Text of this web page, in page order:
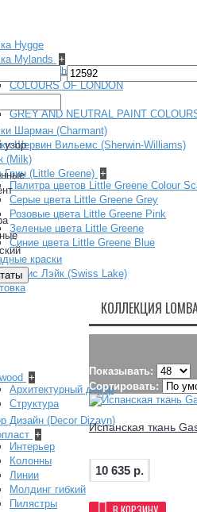
Hygge
Mylands +
Архив (Archive) collection
COLOURS OF LONDON
GREY AND NEUTRAL PAINT
Шарман (Charmant)
Шервин Вильемс (Sherwin-Williams)
(Milk)
Грин (Little Greene) +
Палитра цветов Little Greene Colour
Серые цвета Little Greene Grey
Розовые цвета Little Greene Pink
Зеленые цвета Little Greene
Синие цвета Little Greene Blue
краски
Свис Лэйк (Swiss Lake)
+
Архитектурный декор
Структура
Дизайн (Decor Dizayn)
+
Интерьер
Колонны
Линии
Молдинг гибкий
Пилястры
–
узор
КОЛЛЕКЦИЯ
Показывать:
Сортировать:
Испанская ткань
10 635 р.